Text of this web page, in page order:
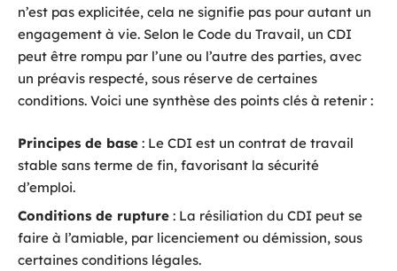
n’est pas explicitée, cela ne signifie pas pour autant un
engagement à vie. Selon le Code du Travail, un CDI
peut être rompu par l’une ou l’autre des parties, avec
un préavis respecté, sous réserve de certaines
conditions. Voici une synthèse des points clés à retenir :
Principes de base : Le CDI est un contrat de travail
stable sans terme de fin, favorisant la sécurité
d’emploi.
Conditions de rupture : La résiliation du CDI peut se
faire à l’amiable, par licenciement ou démission, sous
certaines conditions légales.